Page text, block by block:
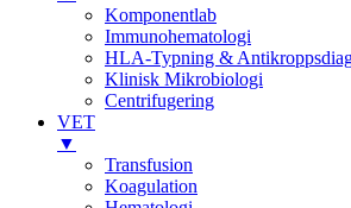
Komponentlab
Immunohematologi
HLA-Typning &
Klinisk Mikrobiologi
Centrifugering
VET
▼
Transfusion
Koagulation